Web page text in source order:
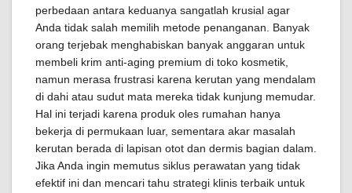
perbedaan antara keduanya sangatlah krusial agar
Anda tidak salah memilih metode penanganan. Banyak
orang terjebak menghabiskan banyak anggaran untuk
membeli krim anti-aging premium di toko kosmetik,
namun merasa frustrasi karena kerutan yang mendalam
di dahi atau sudut mata mereka tidak kunjung memudar.
Hal ini terjadi karena produk oles rumahan hanya
bekerja di permukaan luar, sementara akar masalah
kerutan berada di lapisan otot dan dermis bagian dalam.
Jika Anda ingin memutus siklus perawatan yang tidak
efektif ini dan mencari tahu strategi klinis terbaik untuk